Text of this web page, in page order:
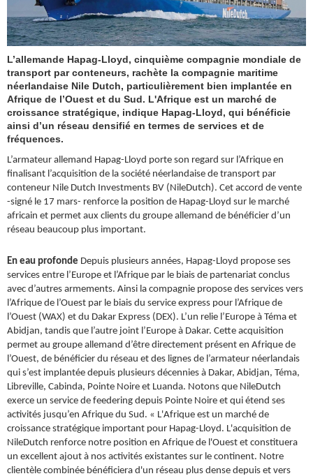
L’allemande Hapag-Lloyd, cinquième compagnie mondiale de
transport par conteneurs, rachète la compagnie maritime
néerlandaise Nile Dutch, particulièrement bien implantée en
Afrique de l’Ouest et du Sud. L'Afrique est un marché de
croissance stratégique, indique Hapag-Lloyd, qui bénéficie
ainsi d’un réseau densifié en termes de services et de
fréquences.
L’armateur allemand Hapag-Lloyd porte son regard sur l’Afrique en
finalisant l’acquisition de la société néerlandaise de transport par
conteneur Nile Dutch Investments BV (NileDutch). Cet accord de vente
-signé le 17 mars- renforce la position de Hapag-Lloyd sur le marché
africain et permet aux clients du groupe allemand de bénéficier d’un
réseau beaucoup plus important.
En eau profonde Depuis plusieurs années, Hapag-Lloyd propose ses
services entre l’Europe et l’Afrique par le biais de partenariat conclus
avec d’autres armements. Ainsi la compagnie propose des services vers
l’Afrique de l’Ouest par le biais du service express pour l’Afrique de
l’Ouest (WAX) et du Dakar Express (DEX). L’un relie l’Europe à Téma et
Abidjan, tandis que l’autre joint l’Europe à Dakar. Cette acquisition
permet au groupe allemand d’être directement présent en Afrique de
l’Ouest, de bénéficier du réseau et des lignes de l’armateur néerlandais
qui s’est implantée depuis plusieurs décennies à Dakar, Abidjan, Téma,
Libreville, Cabinda, Pointe Noire et Luanda. Notons que NileDutch
exerce un service de feedering depuis Pointe Noire et qui étend ses
activités jusqu’en Afrique du Sud. « L'Afrique est un marché de
croissance stratégique important pour Hapag-Lloyd. L'acquisition de
NileDutch renforce notre position en Afrique de l'Ouest et constituera
un excellent ajout à nos activités existantes sur le continent. Notre
clientèle combinée bénéficiera d'un réseau plus dense depuis et vers